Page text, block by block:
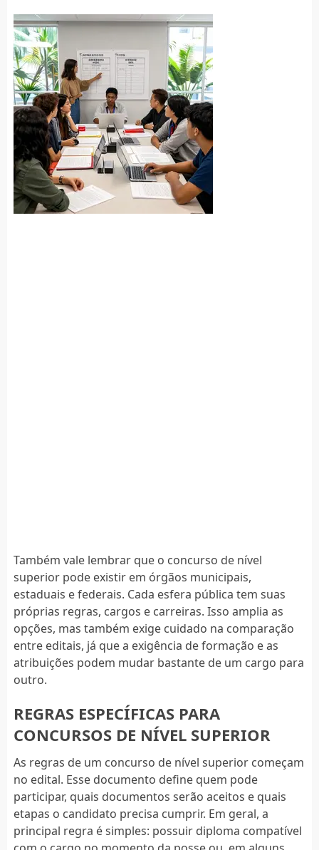
Também vale lembrar que o concurso de nível
superior pode existir em órgãos municipais,
estaduais e federais. Cada esfera pública tem suas
próprias regras, cargos e carreiras. Isso amplia as
opções, mas também exige cuidado na comparação
entre editais, já que a exigência de formação e as
atribuições podem mudar bastante de um cargo para
outro.
REGRAS ESPECÍFICAS PARA
CONCURSOS DE NÍVEL SUPERIOR
As regras de um concurso de nível superior começam
no edital. Esse documento define quem pode
participar, quais documentos serão aceitos e quais
etapas o candidato precisa cumprir. Em geral, a
principal regra é simples: possuir diploma compatível